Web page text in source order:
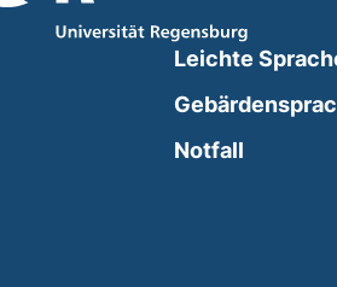
opens in a new window)
Leichte
Notfall